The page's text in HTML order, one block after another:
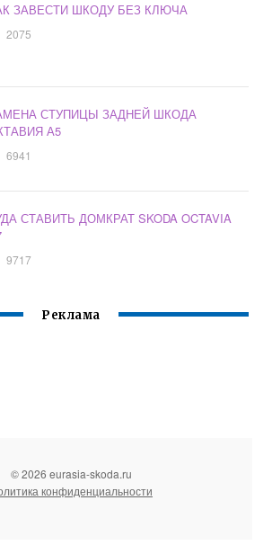
ЗАВЕСТИ ШКОДУ БЕЗ КЛЮЧА
2075
СТУПИЦЫ ЗАДНЕЙ ШКОДА
А5
6941
СТАВИТЬ ДОМКРАТ SKODA OCTAVIA
9717
Реклама
© 2026 eurasia-skoda.ru
конфиденциальности